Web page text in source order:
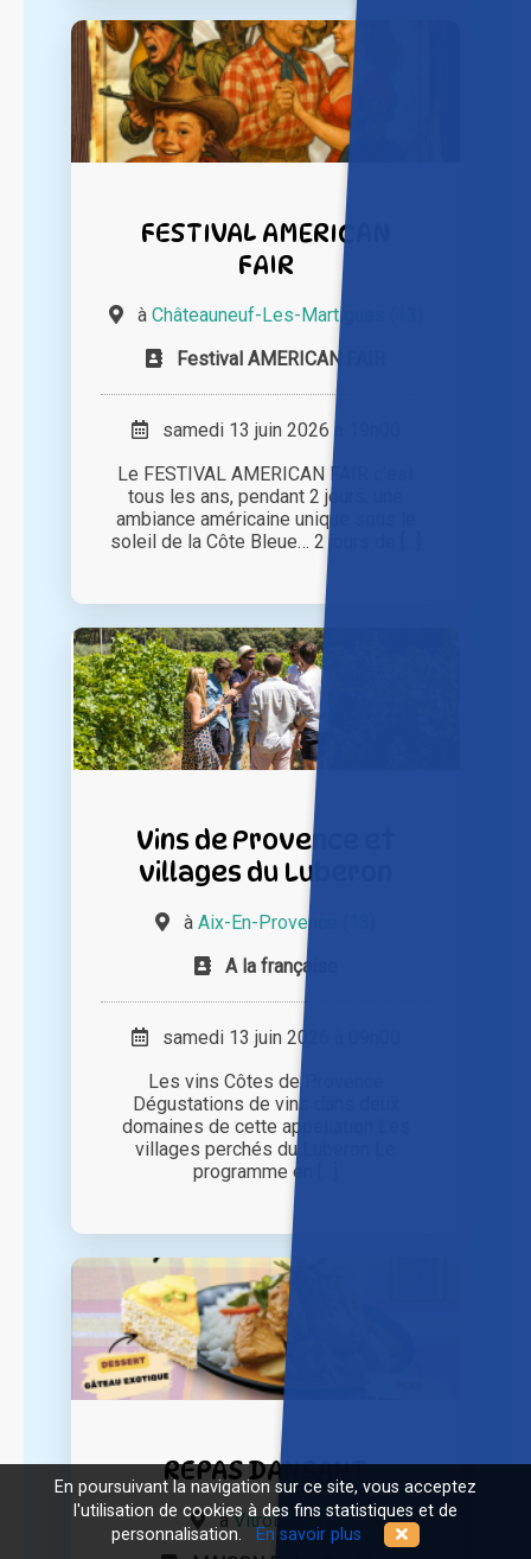
FESTIVAL AMERICAN
FAIR
à Châteauneuf-Les-Martigues (13)
Festival AMERICAN FAIR
samedi 13 juin 2026 à 19h00
Le FESTIVAL AMERICAN FAIR c’est
tous les ans, pendant 2 jours, une
ambiance américaine unique sous le
soleil de la Côte Bleue… 2 jours de [...]
Vins de Provence et
villages du Luberon
à Aix-En-Provence (13)
A la française
samedi 13 juin 2026 à 09h00
Les vins Côtes de Provence
Dégustations de vins dans deux
domaines de cette appellation Les
villages perchés du Luberon Le
programme en [...]
REPAS DANSANT
àVitrolles (13)
En poursuivant la navigation sur ce site, vous acceptez
l'utilisation de cookies à des fins statistiques et de
personnalisation.
En savoir plus